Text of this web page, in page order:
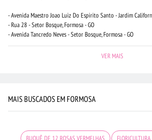
- Avenida Maestro Joao Luiz Do Espirito Santo - Jardim
- Rua 28 - Setor Bosque, Formosa - GO
- Avenida Tancredo Neves - Setor Bosque, Formosa - GO
VER MAIS
MAIS BUSCADOS EM FORMOSA